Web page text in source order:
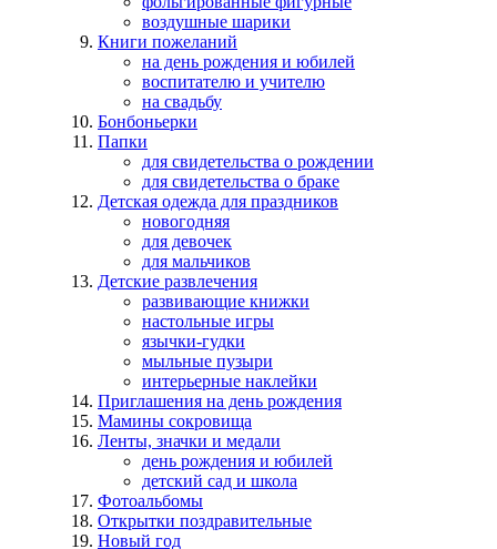
воздушные шарики
Книги пожеланий
на день рождения и юбилей
воспитателю и учителю
на свадьбу
Бонбоньерки
Папки
для свидетельства о рождении
для свидетельства о браке
Детская одежда для праздников
новогодняя
для девочек
для мальчиков
Детские развлечения
развивающие книжки
настольные игры
язычки-гудки
мыльные пузыри
интерьерные наклейки
Приглашения на день рождения
Мамины сокровища
Ленты, значки и медали
день рождения и юбилей
детский сад и школа
Фотоальбомы
Открытки поздравительные
Новый год